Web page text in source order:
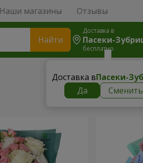
Наши магазины Отзывы
Найти
Доставка в
бесплатно
Доставка в
Да
Сменить